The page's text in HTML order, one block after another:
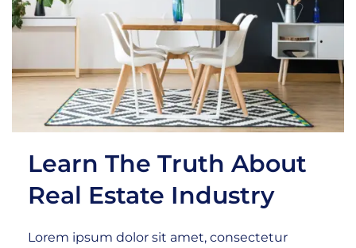
Learn The Truth About
Real Estate Industry
Lorem ipsum dolor sit amet, consectetur